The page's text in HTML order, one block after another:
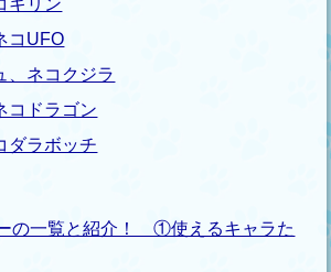
コUFO
、ネコクジラ
コドラゴン
ダラボッチ
の一覧と紹介！ ①使えるキャラた